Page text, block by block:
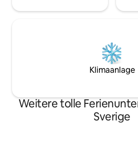
Klimaanlage
Weitere tolle
Sverige